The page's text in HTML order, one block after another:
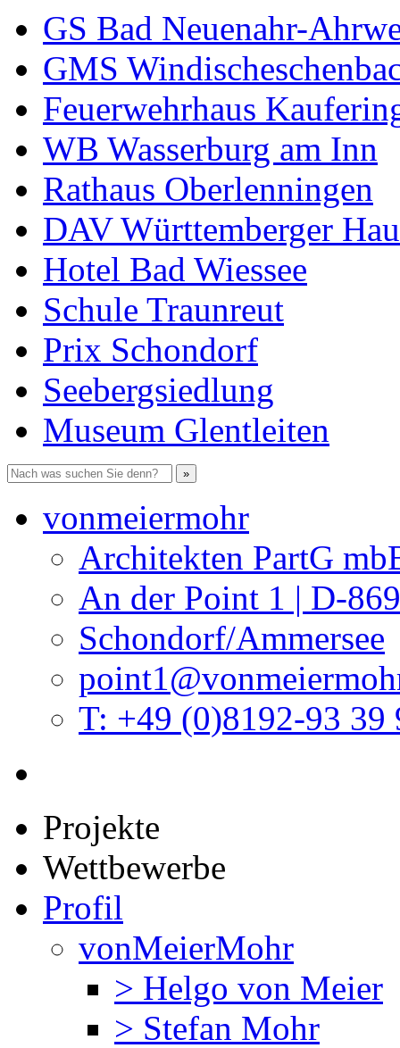
GS Bad Neuenahr-
GMS
Feuerwehrhaus
WB Wasserburg am Inn
Rathaus Oberlenningen
DAV Württemberger
Hotel Bad Wiessee
Schule Traunreut
Prix Schondorf
Seebergsiedlung
Museum Glentleiten
vonmeiermohr
Architekten PartG
An der Point 1 | D-
Schondorf/Ammersee
T: +49 (0)8192-93 39
Projekte
Wettbewerbe
Profil
vonMeierMohr
> Helgo von Meier
> Stefan Mohr